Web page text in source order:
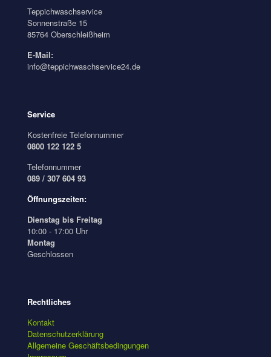
Teppichwaschservice
Sonnenstraße 15
85764 Oberschleißheim
E-Mail:
info@teppichwaschservice24.de
Service
Kostenfreie Telefonnummer
0800 122 122 5
Telefonnummer
089 / 307 604 93
Öffnungszeiten:
Dienstag bis Freitag
10:00 - 17:00 Uhr
Montag
Geschlossen
Rechtliches
Kontakt
Datenschutzerklärung
Allgemeine Geschäftsbedingungen